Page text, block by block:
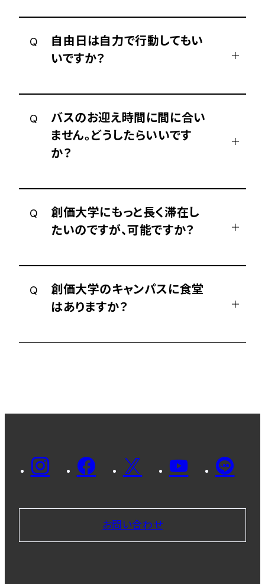
Q
自由日は自力で行動してもい
いですか？
Q
バスのお迎え時間に間に合い
ません。どうしたらいいです
か？
Q
創価大学にもっと長く滞在し
たいのですが、可能ですか？
Q
創価大学のキャンパスに食堂
はありますか？
お問い合わせ